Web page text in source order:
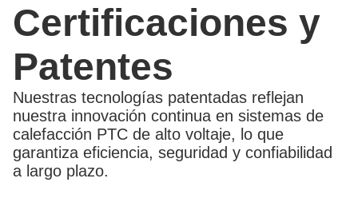
Certificaciones y
Patentes
Nuestras tecnologías patentadas reflejan
nuestra innovación continua en sistemas de
calefacción PTC de alto voltaje, lo que
garantiza eficiencia, seguridad y confiabilidad
a largo plazo.